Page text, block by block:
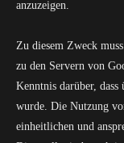
anzuzeigen.
Zu diesem Zweck
zu den Servern von
Kenntnis darüber,
wurde. Die Nutzung
einheitlichen und